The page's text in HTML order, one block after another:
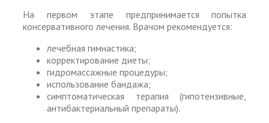
На первом этапе предпринимается попытка
консервативного лечения. Врачом рекомендуется:
лечебная гимнастика;
корректирование диеты;
гидромассажные процедуры;
использование бандажа;
симптоматическая терапия (гипотензивные,
антибактериальный препараты).